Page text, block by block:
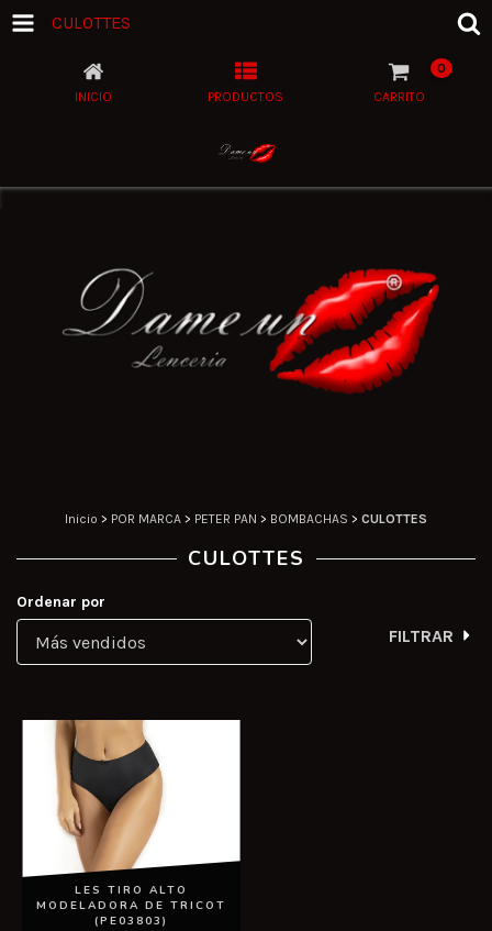
CULOTTES
INICIO PRODUCTOS CARRITO
0
Inicio > POR MARCA > PETER PAN > BOMBACHAS > CULOTTES
CULOTTES
Ordenar por
FILTRAR
LES TIRO ALTO
MODELADORA DE TRICOT
(PE03803)